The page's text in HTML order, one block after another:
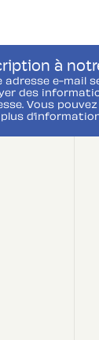
à
adresse e-mail
des
Vous
plus